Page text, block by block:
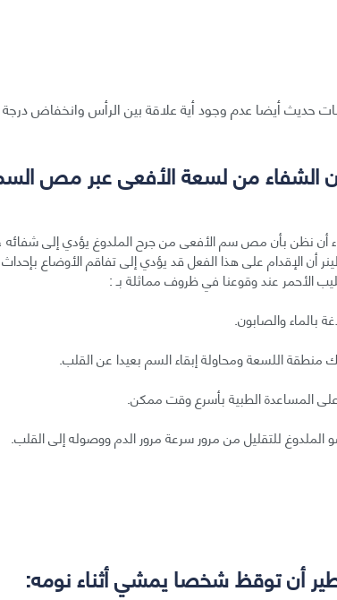
حديث أيضا عدم وجود أية علاقة بين الرأس وانخفاض درجة
أن نظن بأن مص سم الأفعى من جرح الملدوغ يؤدي إلى شفائه ،
أن الإقدام على هذا الفعل قد يؤدي إلى تفاقم الأوضاع
الأحمر عند وقوعنا في ظروف مماثلة بـ :
بالماء والصابون.
منطقة اللسعة ومحاولة إبقاء السم بعيدا عن القلب.
المساعدة الطبية بأسرع وقت ممكن.
الملدوغ للتقليل من مرور سرعة مرور الدم ووصوله إلى القلب.